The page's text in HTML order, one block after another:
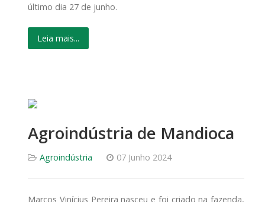
último dia 27 de junho.
Leia mais...
Agroindústria de Mandioca
Agroindústria 07 Junho 2024
Marcos Vinícius Pereira nasceu e foi criado na fazenda,